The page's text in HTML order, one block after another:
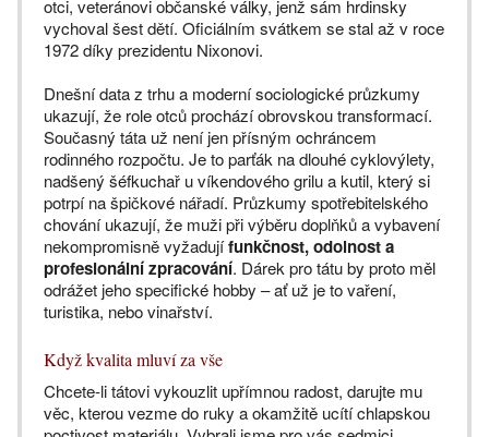
otci, veteránovi občanské války, jenž sám hrdinsky
vychoval šest dětí. Oficiálním svátkem se stal až v roce
1972 díky prezidentu Nixonovi.
Dnešní data z trhu a moderní sociologické průzkumy
ukazují, že role otců prochází obrovskou transformací.
Současný táta už není jen přísným ochráncem
rodinného rozpočtu. Je to parťák na dlouhé cyklovýlety,
nadšený šéfkuchař u víkendového grilu a kutil, který si
potrpí na špičkové nářadí. Průzkumy spotřebitelského
chování ukazují, že muži při výběru doplňků a vybavení
nekompromisně vyžadujífunkčnost, odolnost a
profesionální zpracování. Dárek pro tátu by proto měl
odrážet jeho specifické hobby – ať už je to vaření,
turistika, nebo vinařství.
Když kvalita mluví za vše
Chcete-li tátovi vykouzlit upřímnou radost, darujte mu
věc, kterou vezme do ruky a okamžitě ucítí chlapskou